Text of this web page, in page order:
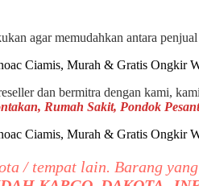
agar memudahkan antara
dan bermitra dengan kami,
Rumah Sakit, Pondok
/ tempat lain. Barang